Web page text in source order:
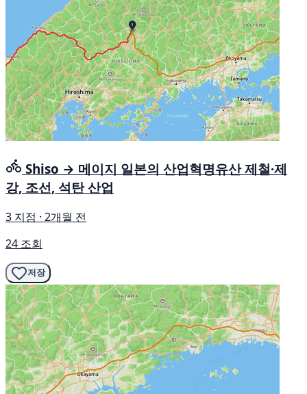
Shiso → 메이지 일본의 산업혁명유산 제철·제
강, 조선, 석탄 산업
3 지점 · 2개월 전
24 조회
저장